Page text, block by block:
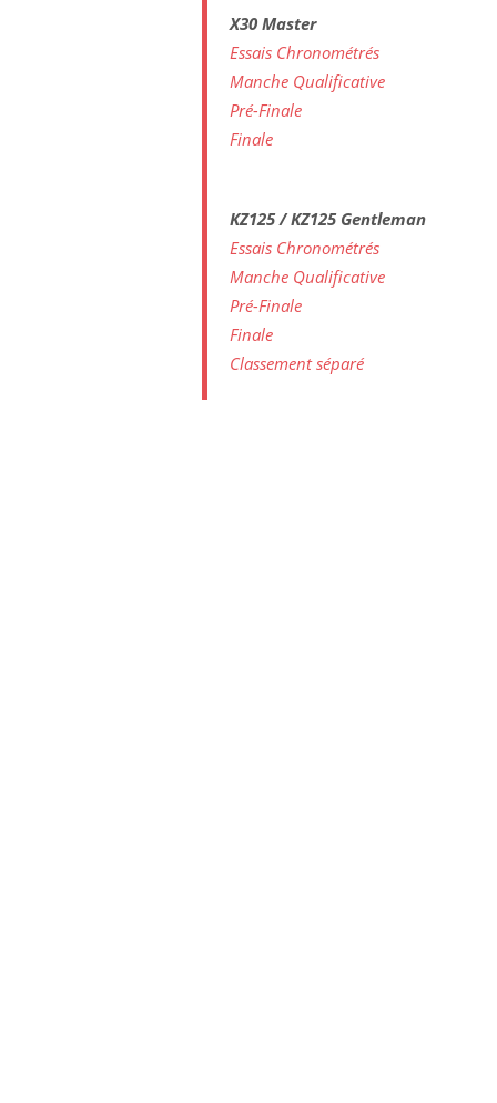
X30 Master
Essais Chronométrés
Manche Qualificative
Pré-Finale
Finale
KZ125 / KZ125 Gentleman
Essais Chronométrés
Manche Qualificative
Pré-Finale
Finale
Classement séparé